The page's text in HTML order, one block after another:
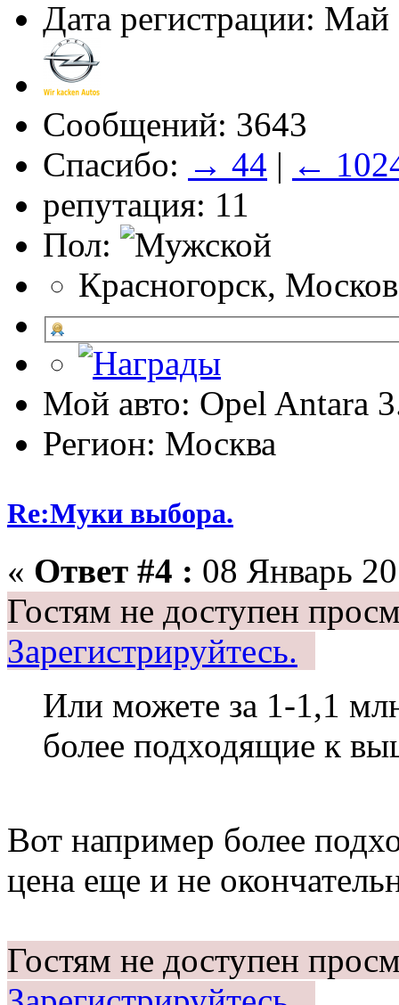
Дата регистрации: Май
Сообщений: 3643
Спасибо: → 44 | ←
репутация: 11
Пол:
Красногорск,
Мой авто: Opel Antara
Регион: Москва
Re:Муки выбора.
« Ответ #4 : 08 Январь
Гостям не доступен
Зарегистрируйтесь.
Или можете за 1-1,1
более подходящие к
Вот например более
цена еще и не
Гостям не доступен